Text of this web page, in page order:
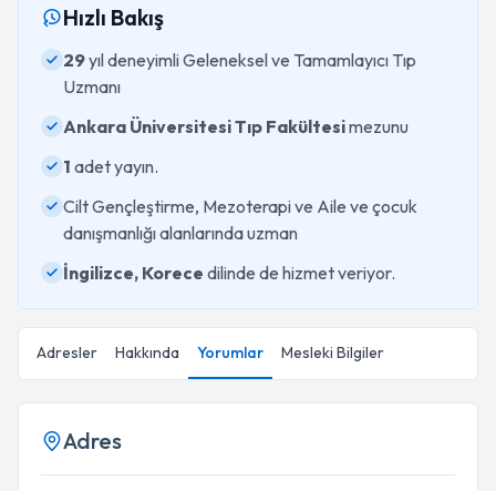
Hızlı Bakış
29yıl deneyimli Geleneksel ve Tamamlayıcı Tıp
Uzmanı
Ankara Üniversitesi Tıp Fakültesimezunu
1 adet yayın.
Cilt Gençleştirme, Mezoterapi ve Aile ve çocuk
danışmanlığı alanlarında uzman
İngilizce, Korece dilinde de hizmet veriyor.
Adresler Hakkında Yorumlar Mesleki Bilgiler
Adres